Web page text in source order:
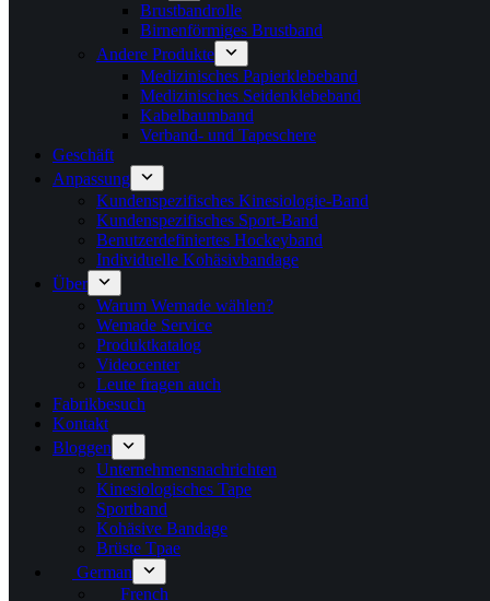
Brustbandrolle
Birnenförmiges Brustband
Andere Produkte
Medizinisches Papierklebeband
Medizinisches Seidenklebeband
Kabelbaumband
Verband- und Tapeschere
Geschäft
Anpassung
Kundenspezifisches Kinesiologie-Band
Kundenspezifisches Sport-Band
Benutzerdefiniertes Hockeyband
Individuelle Kohäsivbandage
Über
Warum Wemade wählen?
Wemade Service
Produktkatalog
Videocenter
Leute fragen auch
Fabrikbesuch
Kontakt
Bloggen
Unternehmensnachrichten
Kinesiologisches Tape
Sportband
Kohäsive Bandage
Brüste Tpae
German
French